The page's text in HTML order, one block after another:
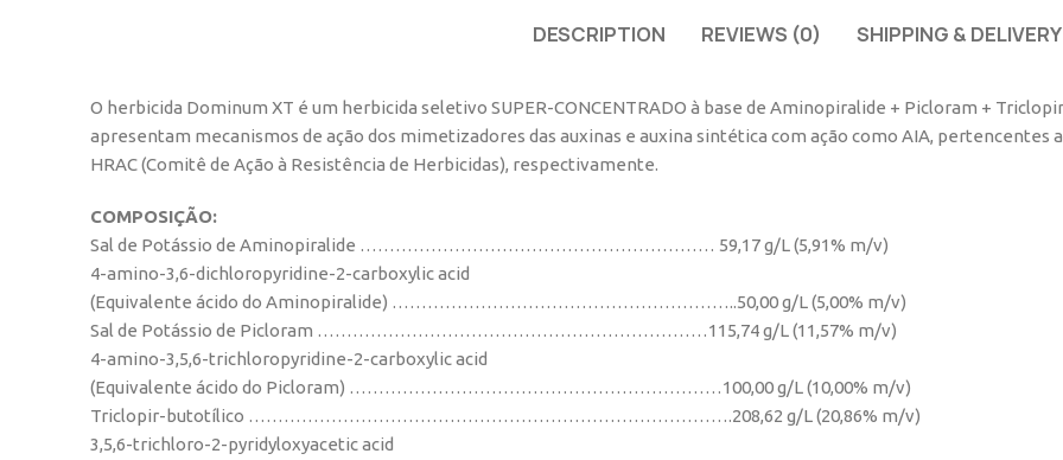
DESCRIPTION REVIEWS (0) SHIPPING & DELIVERY
O herbicida Dominum XT é um herbicida seletivo SUPER-CONCENTRADO à base de Aminopiralide + Picloram +
apresentam mecanismos de ação dos mimetizadores das auxinas e auxina sintética com ação como AIA, pertencentes
HRAC (Comitê de Ação à Resistência de Herbicidas), respectivamente.
COMPOSIÇÃO:
Sal de Potássio de Aminopiralide …………………………………………………… 59,17 g/L (5,91% m/v)
4-amino-3,6-dichloropyridine-2-carboxylic acid
(Equivalente ácido do Aminopiralide) …………………………………………………..50,00 g/L (5,00% m/v)
Sal de Potássio de Picloram …………………………………………………………115,74 g/L (11,57% m/v)
4-amino-3,5,6-trichloropyridine-2-carboxylic acid
(Equivalente ácido do Picloram) ………………………………………………………100,00 g/L (10,00% m/v)
Triclopir-butotílico ……………………………………………………………………….208,62 g/L (20,86% m/v)
3,5,6-trichloro-2-pyridyloxyacetic acid